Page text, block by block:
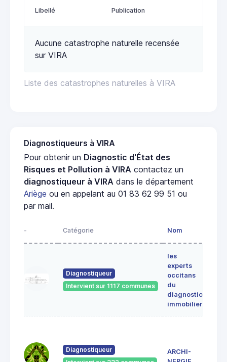
Liste des catastrophes naturelles à VIRA
Libellé Publication
Aucune catastrophe naturelle recensée
sur VIRA
Diagnostiqueurs à VIRA
Pour obtenir un Diagnostic d'État des
Risques et Pollution à VIRA contactez un
diagnostiqueur à VIRA dans le département
Ariège ou en appelant au 01 83 62 99 51 ou
par mail.
- Catégorie Nom
Diagnostiqueur
Intervient sur 1117 communes
les
experts
occitans
du
diagnostic
immobilier
Diagnostiqueur
ARCHI-